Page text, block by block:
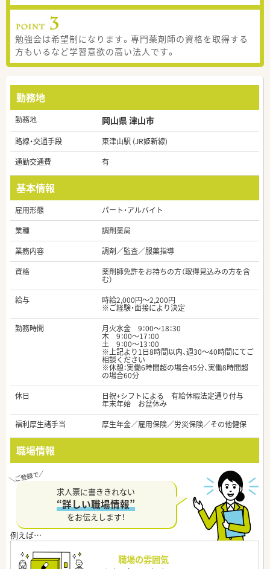
勉強会は希望制になります。専門薬剤師の資格を取得する
方もいるなど学習意欲の高い法人です。
勤務地
勤務地 岡山県 津山市
路線・交通手段
東津山駅 (JR姫新線)
通勤交通費
有
基本情報
雇用形態
パート・アルバイト
業種
調剤薬局
業務内容
調剤／監査／服薬指導
資格
薬剤師免許をお持ちの方（取得見込みの方を含
む）
給与
時給2,000円～2,200円
※ご経験・面接により決定
勤務時間
月火水金 9：00～18：30
木 9：00～17：00
土 9：00～13：00
※上記より1日8時間以内、週30～40時間にてご
相談ください
※休憩：実働6時間超の場合45分、実働8時間超
の場合60分
休日
日祝+シフトによる 有給休暇法定通り付与
年末年始 お盆休み
福利厚生諸手当
厚生年金／雇用保険／労災保険／その他健保
職場情報
求人票に書ききれない
“詳しい職場情報”
をお伝えします！
職場の雰囲気